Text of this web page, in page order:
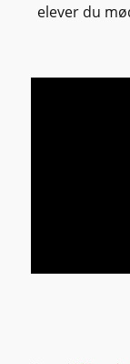
elever du